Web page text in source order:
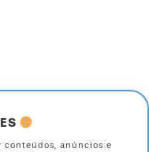
conteúdos, anúncios e